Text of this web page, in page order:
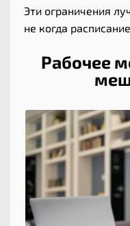
Эти ограничения
не когда
Рабочее